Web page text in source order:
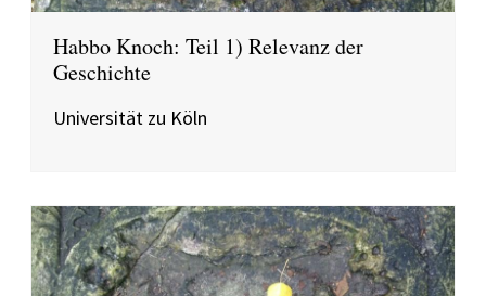
Habbo Knoch: Teil 1) Relevanz der
Geschichte
Universität zu Köln